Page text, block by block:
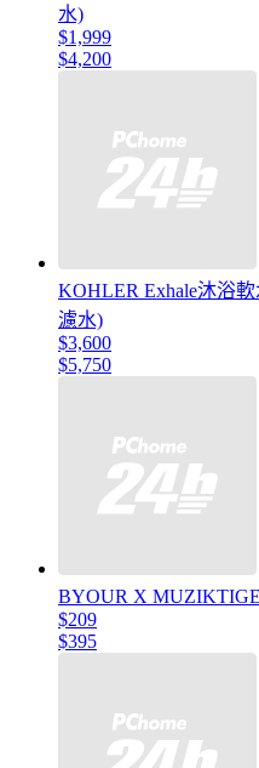
水)
$1,999
$4,200
KOHLER Exhale沐浴
濾水)
$3,600
$5,750
BYOUR X
$209
$395